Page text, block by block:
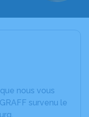
nous vous
survenu le